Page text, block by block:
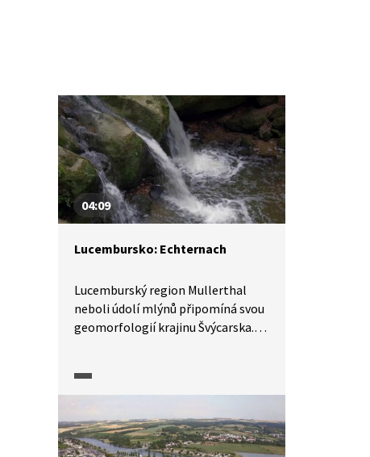
04:09
Lucembursko: Echternach
Lucemburský region Mullerthal
neboli údolí mlýnů připomíná svou
geomorfologií krajinu Švýcarska.
Prohlédneme si městské hradby
opatství nebo pozůstatky římské
vily.